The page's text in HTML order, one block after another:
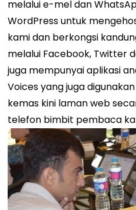
melalui e-mel dan
WordPress untuk
kami dan berkongsi
melalui Facebook, Twitter
juga mempunyaiaplikasi
Voices yang juga
kemas kini laman web
telefon bimbit pembaca